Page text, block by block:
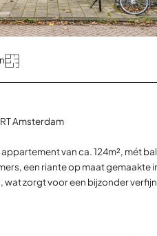
Amsterdam
van ca. 124m², mét
een riante op maat
wat zorgt voor een bijzonder